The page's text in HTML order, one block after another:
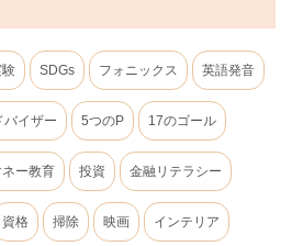
SDGs フォニックス 英語発音
バイザー 5つのP 17のゴール
ネー教育 投資 金融リテラシー
資格 掃除 映画 インテリア